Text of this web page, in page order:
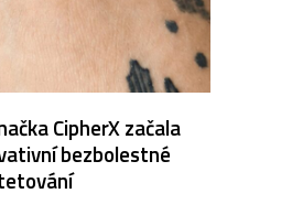
CipherX začala
bezbolestné